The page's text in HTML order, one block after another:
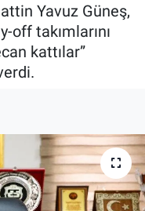
Yavuz Güneş,
off takımlarını
kattılar”